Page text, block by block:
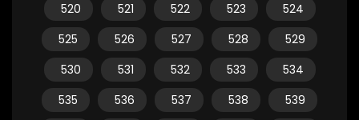
520
521 522 523
524
525
526 527 528
529
530
531 532 533
534
535
536 537 538
539